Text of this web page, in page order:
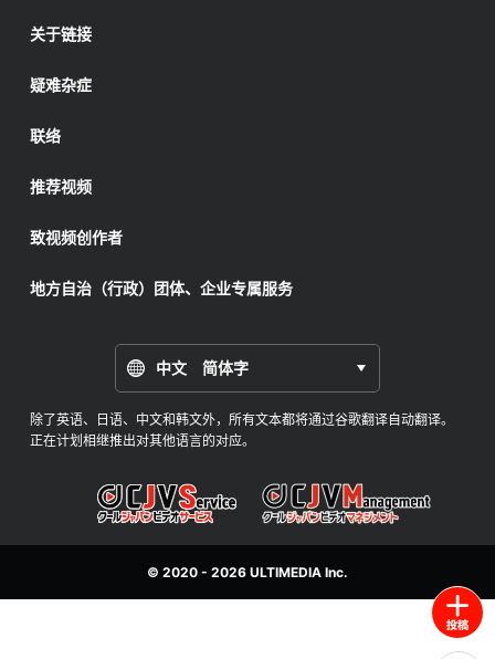
关于链接
疑难杂症
联络
推荐视频
致视频创作者
地方自治（行政）团体、企业专属服务
中文 简体字
除了英语、日语、中文和韩文外，所有文本都将通过谷歌翻译自动翻译。
正在计划相继推出对其他语言的对应。
© 2020 - 2026 ULTIMEDIA Inc.